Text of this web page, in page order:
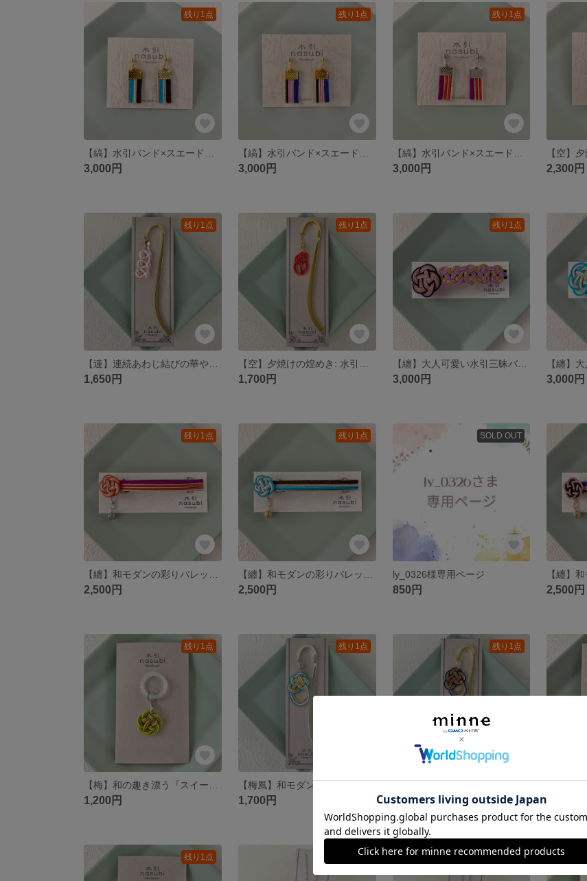
残り1点
3,000円
残り1点
3,000円
残り1点
3,000円 2,300円
残り1点
1,650円
残り1点
1,700円
残り1点
【纏】大人可愛い水引三昧バレッタ～薄紫色×金～
3,000円 3,000円
残り1点
2,500円
残り1点
2,500円
SOLD OUT
ly_0326様専用ページ
850円 2,500円
残り1点
1,200円
残り1点
1,700円
残り1点
1,700円
残り1点 残り1点 SOLD OUT